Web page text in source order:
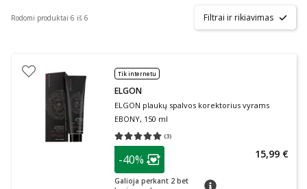
Rodomi produktai 6 iš 6 Filtrai ir rikiavimas
Tik internetu
ELGON
ELGON plaukų spalvos korektorius vyrams
EBONY, 150 ml
(3)
Vidutinis įvertinimas 5.00
patarimas
Lojalumo klubo narių nuolaida
-40%
Galioja perkant 2 bet
patarimas
15,99 €